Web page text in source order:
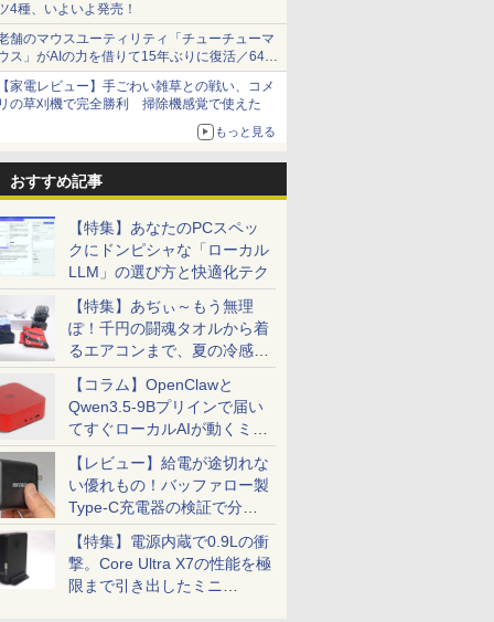
4種、いよいよ発売！
舗のマウスユーティリティ「チューチューマ
ス」がAIの力を借りて15年ぶりに復活／64bit
、Windows 10/11、「Chrome」も走り回
。復活記念で2026年末まで500円
家電レビュー】手ごわい雑草との戦い、コメ
の草刈機で完全勝利 掃除機感覚で使えた
もっと見る
おすすめ記事
【特集】あなたのPCスペッ
クにドンピシャな「ローカル
LLM」の選び方と快適化テク
【特集】あぢぃ～もう無理
ぽ！千円の闘魂タオルから着
るエアコンまで、夏の冷感グ
ッズ一挙紹介
【コラム】OpenClawと
Qwen3.5-9Bプリインで届い
てすぐローカルAIが動くミニ
PC「SER9 Pro」
【レビュー】給電が途切れな
い優れもの！バッファロー製
Type-C充電器の検証で分か
ったこと
【特集】電源内蔵で0.9Lの衝
撃。Core Ultra X7の性能を極
限まで引き出したミニ